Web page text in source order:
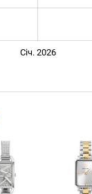
Січ. 2026